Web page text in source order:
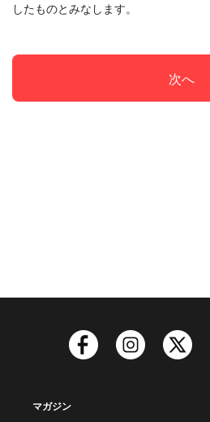
したものとみなします。
次へ
マガジン